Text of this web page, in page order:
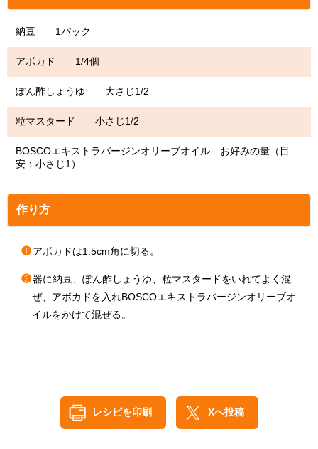
納豆 1パック
アボカド 1/4個
ぽん酢しょうゆ 大さじ1/2
粒マスタード 小さじ1/2
BOSCOエキストラバージンオリーブオイル お好みの量（目
安：小さじ1）
作り方
❶ アボカドは1.5cm角に切る。
❷器に納豆、ぽん酢しょうゆ、粒マスタードをいれてよく混
ぜ、アボカドを入れBOSCOエキストラバージンオリーブオ
イルをかけて混ぜる。
レシピを印刷 Xへ投稿